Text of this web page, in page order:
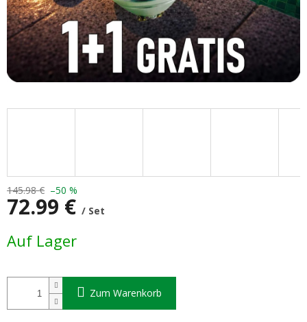
145.98 € –50 %
72.99 € / Set
Auf Lager
Zum Warenkorb